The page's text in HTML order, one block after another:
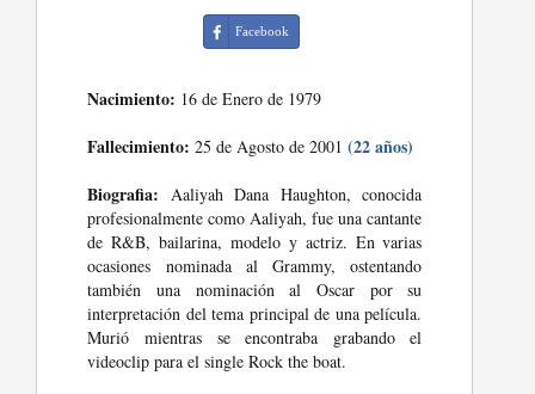
Facebook
Nacimiento: 16 de Enero de 1979
Fallecimiento: 25 de Agosto de 2001(22 años)
Biografia: Aaliyah Dana Haughton, conocida
profesionalmente como Aaliyah, fue una cantante
de R&B, bailarina, modelo y actriz. En varias
ocasiones nominada al Grammy, ostentando
también una nominación al Oscar por su
interpretación del tema principal de una película.
Murió mientras se encontraba grabando el
videoclip para el single Rock the boat.